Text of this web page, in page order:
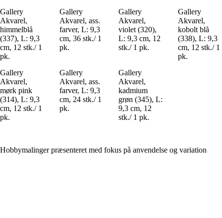
Gallery
Akvarel,
himmelblå
(337), L: 9,3
cm, 12 stk./ 1
pk.
Gallery
Akvarel, ass.
farver, L: 9,3
cm, 36 stk./ 1
pk.
Gallery
Akvarel,
violet (320),
L: 9,3 cm, 12
stk./ 1 pk.
Gallery
Akvarel,
kobolt blå
(338), L: 9,3
cm, 12 stk./ 1
pk.
Gallery
Akvarel,
mørk pink
(314), L: 9,3
cm, 12 stk./ 1
pk.
Gallery
Akvarel, ass.
farver, L: 9,3
cm, 24 stk./ 1
pk.
Gallery
Akvarel,
kadmium
grøn (345), L:
9,3 cm, 12
stk./ 1 pk.
Hobbymalinger præsenteret med fokus på anvendelse og variation